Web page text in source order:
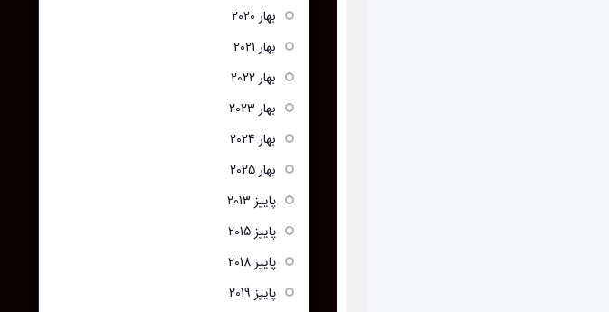
بهار 2020
بهار 2021
بهار 2022
بهار 2023
بهار 2024
بهار 2025
پاییز 2013
پاییز 2015
پاییز 2018
پاییز 2019